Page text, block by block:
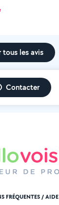
tous les avis
Contacter
FRÉQUENTES / AIDE